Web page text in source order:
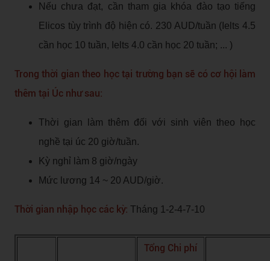
Nếu chưa đạt, cần tham gia khóa đào tạo tiếng
Elicos tùy trình độ hiện có. 230 AUD/tuần (Ielts 4.5
cần học 10 tuần, Ielts 4.0 cần học 20 tuần; ... )
Trong thời gian theo học tại trường bạn sẽ có cơ hội làm
thêm tại Úc như sau:
Thời gian làm thêm đối với sinh viên theo học
nghề tại úc 20 giờ/tuần.
Kỳ nghỉ làm 8 giờ/ngày
Mức lương 14 ~ 20 AUD/giờ.
Thời gian nhập học các kỳ: Tháng 1-2-4-7-10
Tổng Chi phí